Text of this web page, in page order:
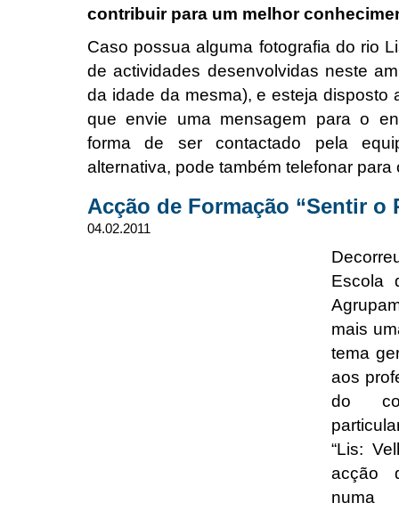
contribuir para um melhor
Caso possua alguma fotografia do rio
de actividades desenvolvidas neste
da idade da mesma), e esteja disposto
que envie uma mensagem para o
forma de ser contactado pela
alternativa, pode também telefonar
Acção de Formação “Sentir o
04.02.2011
Escola
mais
tema
aos
do
“Lis:
acção
numa